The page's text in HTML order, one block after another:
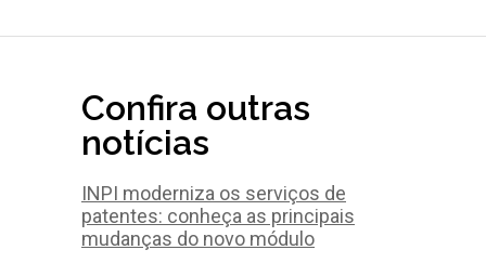
Confira outras
notícias
INPI moderniza os serviços de
patentes: conheça as principais
mudanças do novo módulo